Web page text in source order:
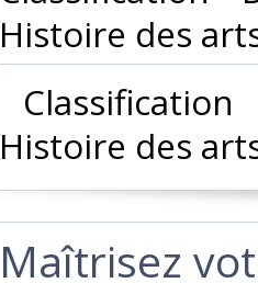
Histoire des
Histoire des
‎Maîtrisez